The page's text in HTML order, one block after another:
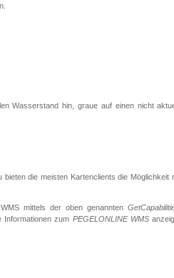
Wasserstand hin, graue auf einen nicht
die meisten Kartenclients die Möglichkeit
mittels der oben genannten
Informationen zum PEGELONLINE WMS